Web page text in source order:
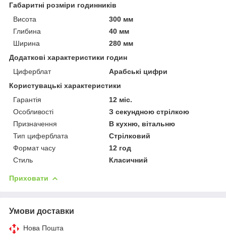
Габаритні розміри годинників
Висота
300 мм
Глибина
40 мм
Ширина
280 мм
Додаткові характеристики годин
Циферблат
Арабські цифри
Користувацькі характеристики
Гарантія
12 міс.
Особливості
З секундною стрілкою
Призначення
В кухню, вітальню
Тип циферблата
Стрілковий
Формат часу
12 год
Стиль
Класичний
Приховати
Умови доставки
Нова Пошта